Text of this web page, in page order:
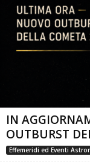
IN
OUTBURST
Effemeridi ed Eventi